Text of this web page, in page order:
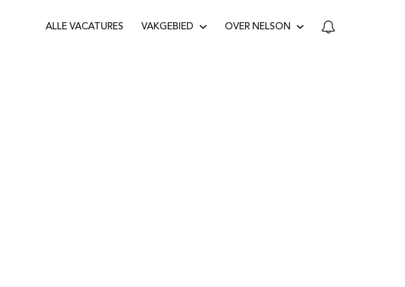
ALLE VACATURES VAKGEBIED OVER NELSON